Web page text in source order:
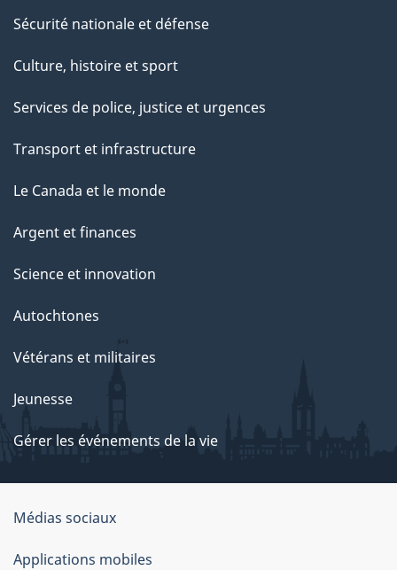
Sécurité nationale et défense
Culture, histoire et sport
Services de police, justice et urgences
Transport et infrastructure
Le Canada et le monde
Argent et finances
Science et innovation
Autochtones
Vétérans et militaires
Jeunesse
Gérer les événements de la vie
Organisation
du
Médias sociaux
Applications mobiles